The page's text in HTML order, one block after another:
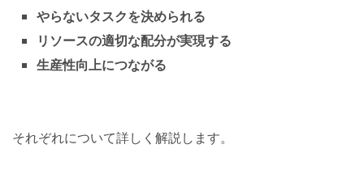
やらないタスクを決められる
リソースの適切な配分が実現する
生産性向上につながる
それぞれについて詳しく解説します。